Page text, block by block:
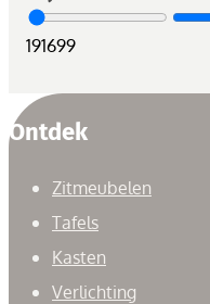
191699
Ontdek
Zitmeubelen
Tafels
Kasten
Verlichting